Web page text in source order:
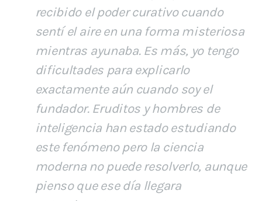
recibido el poder curativo cuando
sentí el aire en una forma misteriosa
mientras ayunaba. Es más, yo tengo
dificultades para explicarlo
exactamente aún cuando soy el
fundador. Eruditos y hombres de
inteligencia han estado estudiando
este fenómeno pero la ciencia
moderna no puede resolverlo, aunque
pienso que ese día llegara